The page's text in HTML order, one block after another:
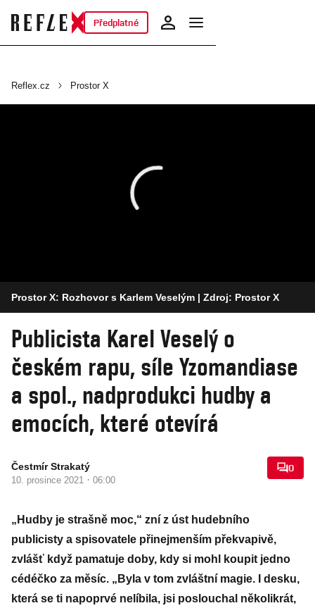
Předplatné
Reflex.cz Prostor X
Prostor X: Rozhovor s Karlem Veselým | Zdroj: Prostor X
Publicista Karel Veselý o
českém rapu, síle Yzomandiase
a spol., nadprodukci hudby a
emocích, které otevírá
Čestmír Strakatý
10. prosince 2021 · 06:00
0
„Hudby je strašně moc,“ zní z úst hudebního
publicisty a spisovatele přinejmenším překvapivě,
zvlášť když pamatuje doby, kdy si mohl koupit jedno
cédéčko za měsíc. „Byla v tom zvláštní magie. I desku,
která se ti napoprvé nelíbila, jsi poslouchal několikrát,